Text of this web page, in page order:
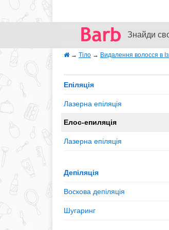
Знайди
→ Тіло → Видалення волосся в
Епіляція
Лазерна епіляція
Елос-епиляція
Лазерна епіляція
Депіляція
Воскова депіляція
Шугаринг